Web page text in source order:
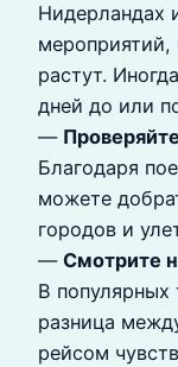
Нидерландах
мероприятий,
растут.
дней до или
—
Благодаря
можете
городов и
— Смотрите
В популярных
разница
рейсом